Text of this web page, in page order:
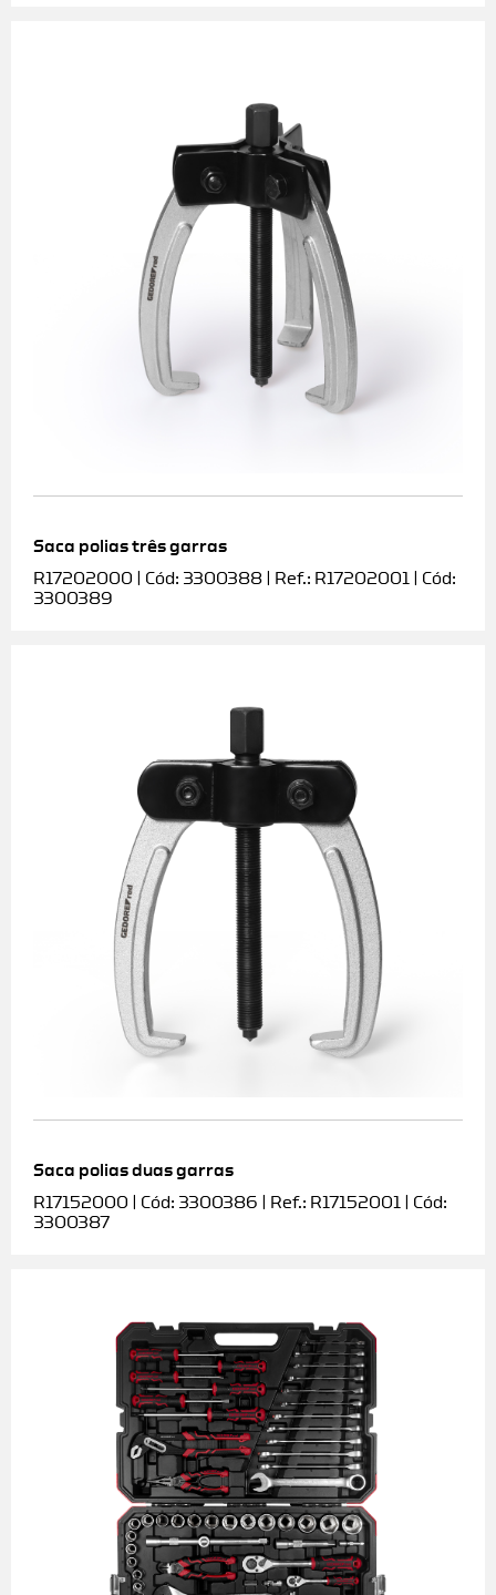
Saca polias três garras
R17202000 | Cód: 3300388 | Ref.: R17202001 | Cód:
3300389
Saca polias duas garras
R17152000 | Cód: 3300386 | Ref.: R17152001 | Cód:
3300387